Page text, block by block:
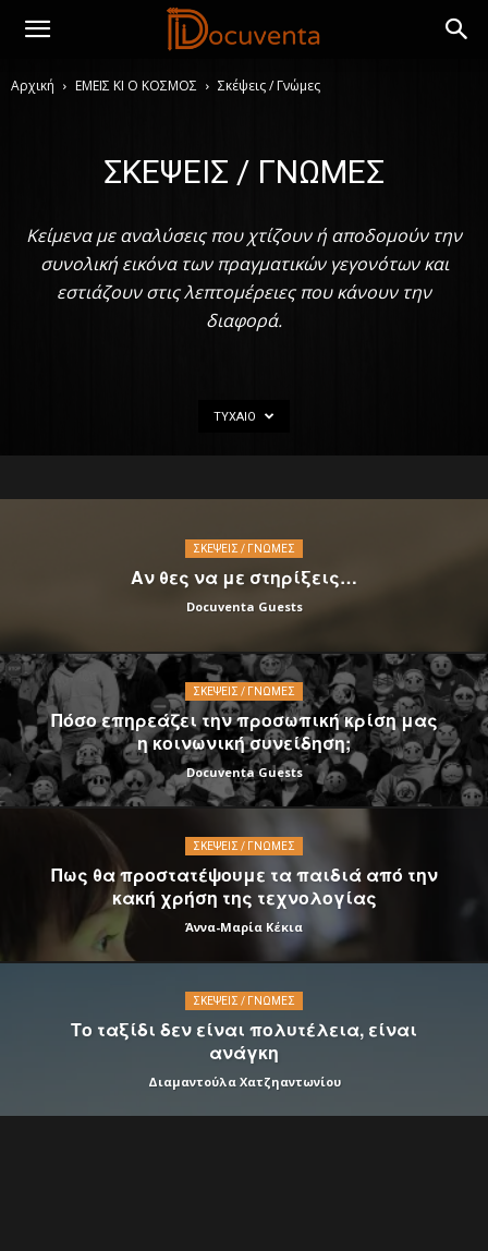
Αρχική ΕΜΕΙΣ ΚΙ Ο ΚΟΣΜΟΣ Σκέψεις / Γνώμες
ΣΚΈΨΕΙΣ / ΓΝΏΜΕΣ
Κείμενα με αναλύσεις που χτίζουν ή αποδομούν την
συνολική εικόνα των πραγματικών γεγονότων και
εστιάζουν στις λεπτομέρειες που κάνουν την
διαφορά.
ΤΥΧΑΊΟ
ΣΚΈΨΕΙΣ / ΓΝΏΜΕΣ
Αν θες να με στηρίξεις…
Docuventa Guests
ΣΚΈΨΕΙΣ / ΓΝΏΜΕΣ
Πόσο επηρεάζει την προσωπική κρίση μας
η κοινωνική συνείδηση;
Docuventa Guests
ΣΚΈΨΕΙΣ / ΓΝΏΜΕΣ
Πως θα προστατέψουμε τα παιδιά από την
κακή χρήση της τεχνολογίας
Άννα-Μαρία Κέκια
ΣΚΈΨΕΙΣ / ΓΝΏΜΕΣ
Το ταξίδι δεν είναι πολυτέλεια, είναι
ανάγκη
Διαμαντούλα Χατζηαντωνίου